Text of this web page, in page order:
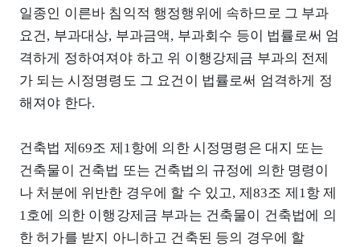
일종인 이른바 침익적 행정행위에 속하므로 그 부과
요건, 부과대상, 부과금액, 부과회수 등이 법률로써 엄
격하게 정하여져야 하고 위 이행강제금 부과의 전제
가 되는 시정명령도 그 요건이 법률로써 엄격하게 정
해져야 한다.
건축법 제69조 제1항에 의한 시정명령은 대지 또는
건축물이 건축법 또는 건축법의 규정에 의한 명령이
나 처분에 위반한 경우에 할 수 있고, 제83조 제1항 제
1호에 의한 이행강제금 부과는 건축물이 건축법에 의
한 허가를 받지 아니하고 건축된 등의 경우에 할